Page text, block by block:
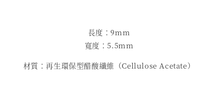
長度：9mm
寬度：5.5mm
材質：再生環保型醋酸纖維（Cellulose Acetate）